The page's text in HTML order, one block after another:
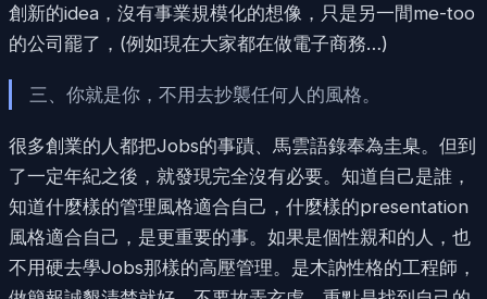
創新的idea，沒有事業規模化的想像，只是另一間me-too
的公司罷了，(例如現在大家都在做電子商務…)
三、你就是你，不用去抄襲任何人的風格。
很多創業的人都把Jobs的事蹟、馬雲語錄奉為圭臬。但到
了一定年紀之後，就發現完全沒有必要。知道自己是誰，
知道什麼樣的管理風格適合自己，什麼樣的presentation
風格適合自己，是更重要的事。如果是個性親和的人，也
不用硬去學Jobs那樣的高壓管理。是木訥性格的工程師，